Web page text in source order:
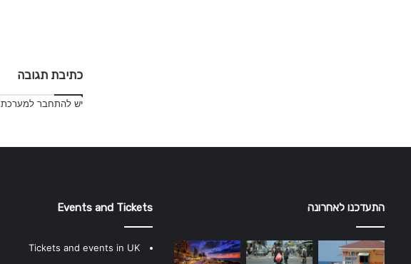
כתיבת תגובה
ישלהתחבר למערכת
התעדכנו לאחרונה Events and Tickets
Tickets and events in UK